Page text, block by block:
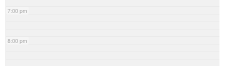
7:00 pm
8:00 pm